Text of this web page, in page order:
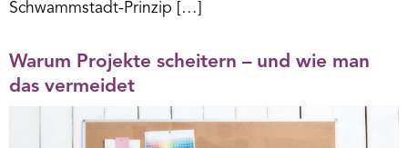
Schwammstadt-Prinzip […]
Warum Projekte scheitern – und wie man
das vermeidet